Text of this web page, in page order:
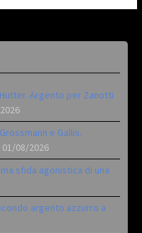
Argento per Zanotti
e Gallis.
01/08/2026
sfida agonistica di una
argento azzurro a